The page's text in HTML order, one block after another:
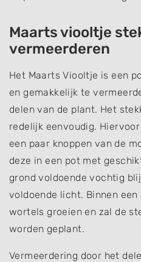
Maarts viooltje
vermeerderen
Het Maarts Viooltje is een
en gemakkelijk te
delen van de plant. Het
redelijk eenvoudig.
een paar knoppen van de
deze in een pot met
grond voldoende vochtig
voldoende licht. Binnen
wortels groeien en zal de
worden geplant.
Vermeerdering door het